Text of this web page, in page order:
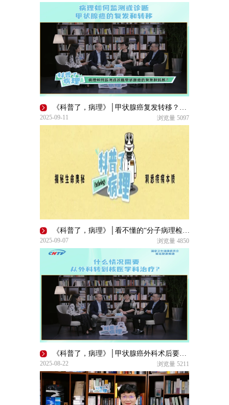
《科普了，病理》│甲状腺癌复发转移？病理才是判断 “瘤品”的“火眼金睛”
2025-09-11 浏览量 5097
《科普了，病理》│看不懂的“分子病理检测”什么来头？
2025-09-07 浏览量 4850
《科普了，病理》│甲状腺癌外科术后要转核医学科？
2025-08-22 浏览量 5211